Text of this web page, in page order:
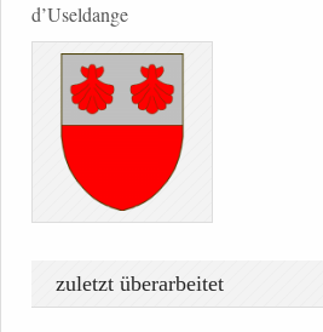
d’Useldange
zuletzt überarbeitet